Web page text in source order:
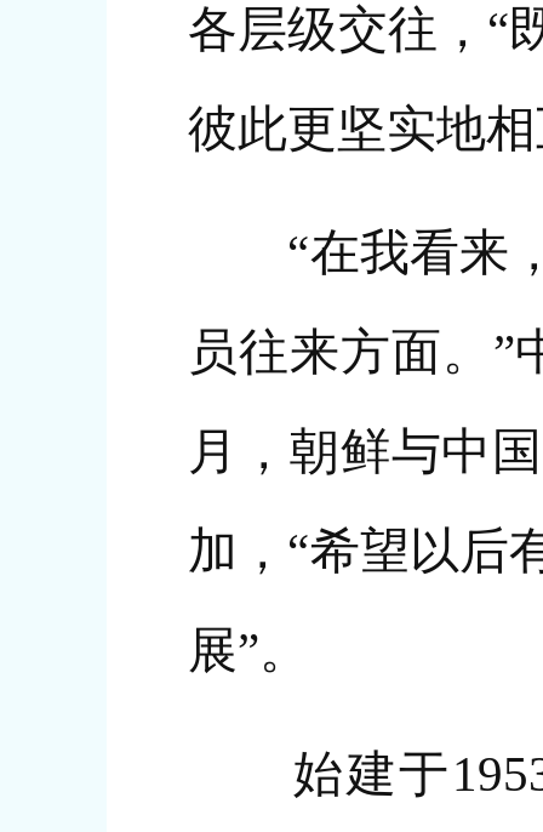
各层级交往，“
彼此更坚实地
“在我看来，
员往来方面。
月，朝鲜与中
加，“希望以后
展”。
始建于1953